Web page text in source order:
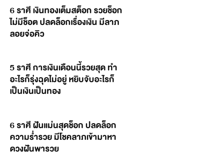
6 ราศี เงินทองเต็มสต็อก รวยช็อก
ไม่มีช็อต ปลดล็อกเรื่องเงิน มีลาภ
ลอยจ่อคิว
5 ราศี การเงินเดือนนี้รวยสุด ทำ
อะไรก็รุ่งฉุดไม่อยู่ หยิบจับอะไรก็
เป็นเงินเป็นทอง
6 ราศี ฝันแม่นสุดช็อก ปลดล็อก
ความร่ำรวย มีโชคลาภเข้ามาหา
ดวงฝันพารวย